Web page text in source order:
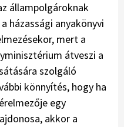
állampolgároknak
házassági anyakönyvi
mert a
átveszi a
szolgáló
könnyítés, hogy ha
egy
akkor a